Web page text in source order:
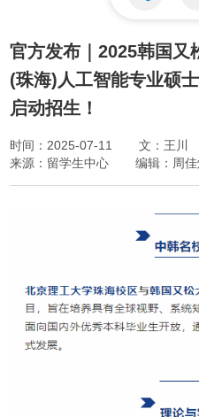
官方发布｜2025韩国又
(珠海)人工智能专业硕
启动招生！
时间：2025-07-11 文：王川
来源：留学生中心
编辑：周